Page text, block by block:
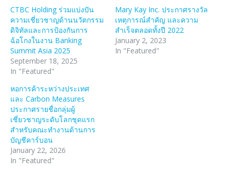
CTBC Holding ร่วมแบ่งปัน
ความเชี่ยวชาญด้านนวัตกรรม
ดิจิทัลและการป้องกันการ
ฉ้อโกงในงาน Banking
Summit Asia 2025
September 18, 2025
In "Featured"
Mary Kay Inc. ประกาศรางวัล
เหตุการณ์สำคัญ และความ
สำเร็จตลอดทั้งปี 2022
January 2, 2023
In "Featured"
หอการค้าระหว่างประเทศ
และ Carbon Measures
ประกาศรายชื่อกลุ่มผู้
เชี่ยวชาญระดับโลกชุดแรก
สำหรับคณะทำงานด้านการ
บัญชีคาร์บอน
January 22, 2026
In "Featured"